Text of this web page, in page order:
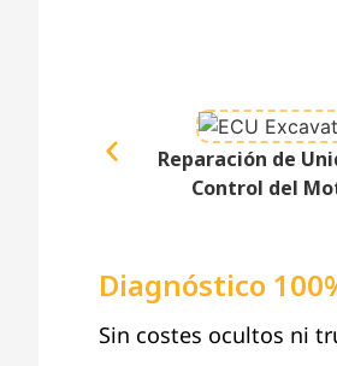
Reparación de
Control del
Diagnóstico
Sin costes ocultos ni